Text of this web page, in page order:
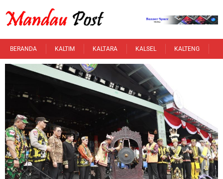
to
BERANDA KALTIM KALTARA KALSEL KALTENG